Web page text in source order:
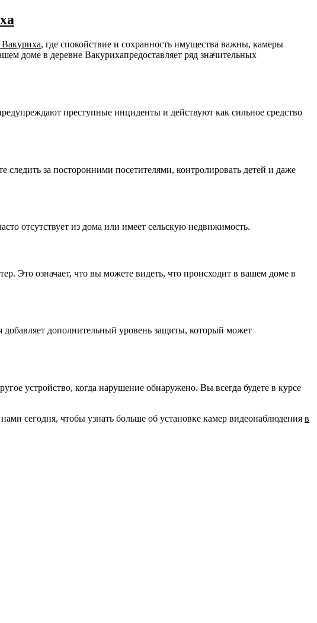
, где спокойствие и сохранность имущества важны, камеры
доме в деревне Вакурихапредоставляет ряд значительных
преступные инциденты и действуют как сильное средство
за посторонними посетителями, контролировать детей и даже
отсутствует из дома или имеет сельскую недвижимость.
Это означает, что вы можете видеть, что происходит в вашем доме в
дополнительный уровень защиты, который может
устройство, когда нарушение обнаружено. Вы всегда будете в курсе
сегодня, чтобы узнать больше об установке камер видеонаблюдения в